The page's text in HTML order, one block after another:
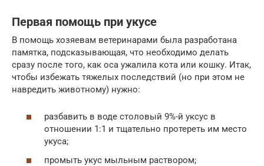
Первая помощь при укусе
В помощь хозяевам ветеринарами была разработана
памятка, подсказывающая, что необходимо делать
сразу после того, как оса ужалила кота или кошку. Итак,
чтобы избежать тяжелых последствий (но при этом не
навредить животному) нужно:
разбавить в воде столовый 9%-й уксус в
отношении 1:1 и тщательно протереть им место
укуса;
промыть укус мыльным раствором;